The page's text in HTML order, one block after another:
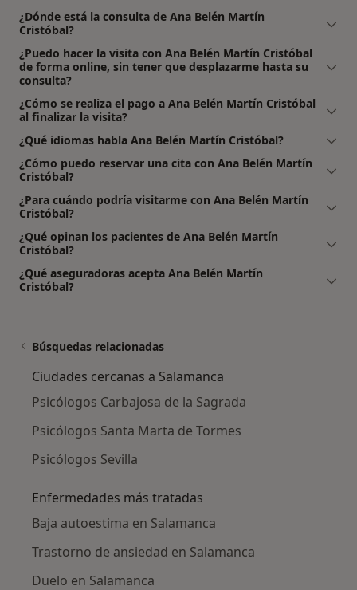
¿Dónde está la consulta de Ana Belén Martín
Cristóbal?
¿Puedo hacer la visita con Ana Belén Martín Cristóbal
de forma online, sin tener que desplazarme hasta su
consulta?
¿Cómo se realiza el pago a Ana Belén Martín Cristóbal
al finalizar la visita?
¿Qué idiomas habla Ana Belén Martín Cristóbal?
¿Cómo puedo reservar una cita con Ana Belén Martín
Cristóbal?
¿Para cuándo podría visitarme con Ana Belén Martín
Cristóbal?
¿Qué opinan los pacientes de Ana Belén Martín
Cristóbal?
¿Qué aseguradoras acepta Ana Belén Martín
Cristóbal?
Búsquedas relacionadas
Ciudades cercanas a Salamanca
Psicólogos Carbajosa de la Sagrada
Psicólogos Santa Marta de Tormes
Psicólogos Sevilla
Enfermedades más tratadas
Baja autoestima en Salamanca
Trastorno de ansiedad en Salamanca
Duelo en Salamanca